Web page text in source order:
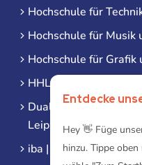
Hochschule für
Hochschule für Musik
Hochschule für Grafik
HHL Leipzig
Duale Hochschule
Leipzig
iba | Campus Leipzig
Entdecke
Hey 👋 Füge
hinzu. Tippe